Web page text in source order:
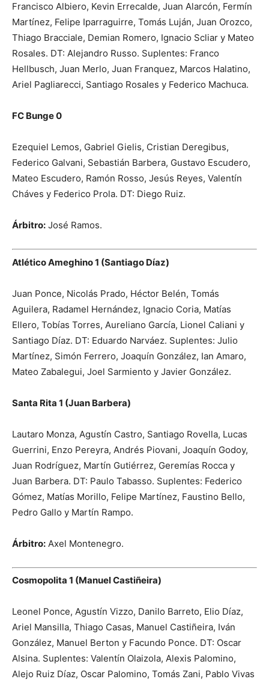
Francisco Albiero, Kevin Errecalde, Juan Alarcón, Fermín
Martínez, Felipe Iparraguirre, Tomás Luján, Juan Orozco,
Thiago Bracciale, Demian Romero, Ignacio Scliar y Mateo
Rosales. DT: Alejandro Russo. Suplentes: Franco
Hellbusch, Juan Merlo, Juan Franquez, Marcos Halatino,
Ariel Pagliarecci, Santiago Rosales y Federico Machuca.
FC Bunge 0
Ezequiel Lemos, Gabriel Gielis, Cristian Deregibus,
Federico Galvani, Sebastián Barbera, Gustavo Escudero,
Mateo Escudero, Ramón Rosso, Jesús Reyes, Valentín
Cháves y Federico Prola. DT: Diego Ruiz.
Árbitro: José Ramos.
Atlético Ameghino 1 (Santiago Díaz)
Juan Ponce, Nicolás Prado, Héctor Belén, Tomás
Aguilera, Radamel Hernández, Ignacio Coria, Matías
Ellero, Tobías Torres, Aureliano García, Lionel Caliani y
Santiago Díaz. DT: Eduardo Narváez. Suplentes: Julio
Martínez, Simón Ferrero, Joaquín González, Ian Amaro,
Mateo Zabalegui, Joel Sarmiento y Javier González.
Santa Rita 1 (Juan Barbera)
Lautaro Monza, Agustín Castro, Santiago Rovella, Lucas
Guerrini, Enzo Pereyra, Andrés Piovani, Joaquín Godoy,
Juan Rodríguez, Martín Gutiérrez, Geremías Rocca y
Juan Barbera. DT: Paulo Tabasso. Suplentes: Federico
Gómez, Matías Morillo, Felipe Martínez, Faustino Bello,
Pedro Gallo y Martín Rampo.
Árbitro: Axel Montenegro.
Cosmopolita 1 (Manuel Castiñeira)
Leonel Ponce, Agustín Vizzo, Danilo Barreto, Elio Díaz,
Ariel Mansilla, Thiago Casas, Manuel Castiñeira, Iván
González, Manuel Berton y Facundo Ponce. DT: Oscar
Alsina. Suplentes: Valentín Olaizola, Alexis Palomino,
Alejo Ruiz Díaz, Oscar Palomino, Tomás Zani, Pablo Vivas